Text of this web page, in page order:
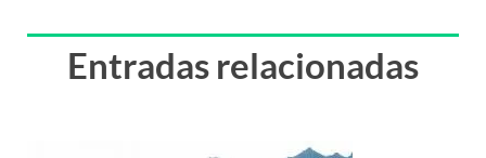
Entradas relacionadas